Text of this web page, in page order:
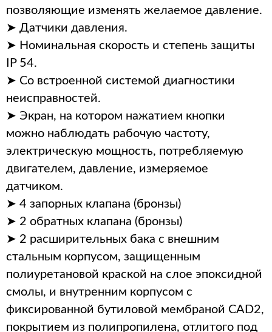
позволяющие изменять желаемое давление.
➤ Датчики давления.
➤ Номинальная скорость и степень защиты
IP 54.
➤ Со встроенной системой диагностики
неисправностей.
➤ Экран, на котором нажатием кнопки
можно наблюдать рабочую частоту,
электрическую мощность, потребляемую
двигателем, давление, измеряемое
датчиком.
➤ 4 запорных клапана (бронзы)
➤ 2 обратных клапана (бронзы)
➤ 2 расширительных бака с внешним
стальным корпусом, защищенным
полиуретановой краской на слое эпоксидной
смолы, и внутренним корпусом с
фиксированной бутиловой мембраной CAD2,
покрытием из полипропилена, отлитого под